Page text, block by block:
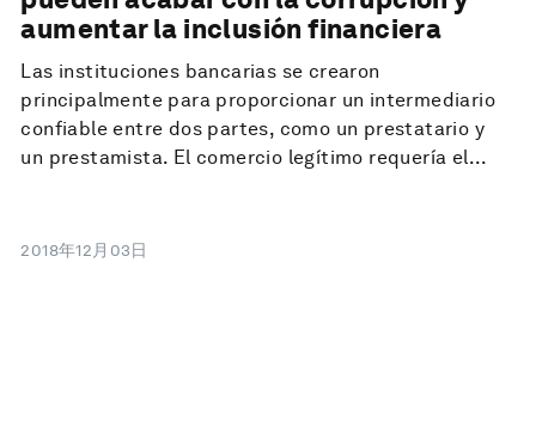
aumentar la inclusión financiera
Las instituciones bancarias se crearon
principalmente para proporcionar un intermediario
confiable entre dos partes, como un prestatario y
un prestamista. El comercio legítimo requería el...
2018年12月03日